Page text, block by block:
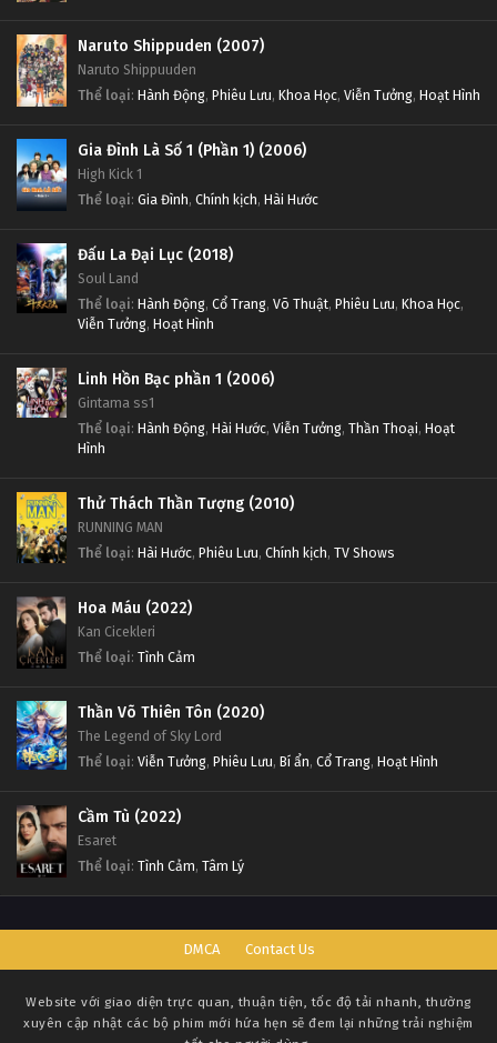
Naruto Shippuden (2007)
Naruto Shippuuden
Thể loại: Hành Động, Phiêu Lưu, Khoa Học, Viễn Tưởng, Hoạt Hình
Gia Đình Là Số 1 (Phần 1) (2006)
High Kick 1
Thể loại: Gia Đình, Chính kịch, Hài Hước
Đấu La Đại Lục (2018)
Soul Land
Thể loại: Hành Động, Cổ Trang, Võ Thuật, Phiêu Lưu, Khoa Học,
Viễn Tưởng, Hoạt Hình
Linh Hồn Bạc phần 1 (2006)
Gintama ss1
Thể loại: Hành Động, Hài Hước, Viễn Tưởng, Thần Thoại, Hoạt
Hình
Thử Thách Thần Tượng (2010)
RUNNING MAN
Thể loại: Hài Hước, Phiêu Lưu, Chính kịch, TV Shows
Hoa Máu (2022)
Kan Cicekleri
Thể loại: Tình Cảm
Thần Võ Thiên Tôn (2020)
The Legend of Sky Lord
Thể loại: Viễn Tưởng, Phiêu Lưu, Bí ẩn, Cổ Trang, Hoạt Hình
Cầm Tù (2022)
Esaret
Thể loại: Tình Cảm, Tâm Lý
DMCA Contact Us
Website với giao diện trực quan, thuận tiện, tốc độ tải nhanh, thường
xuyên cập nhật các bộ phim mới hứa hẹn sẽ đem lại những trải nghiệm